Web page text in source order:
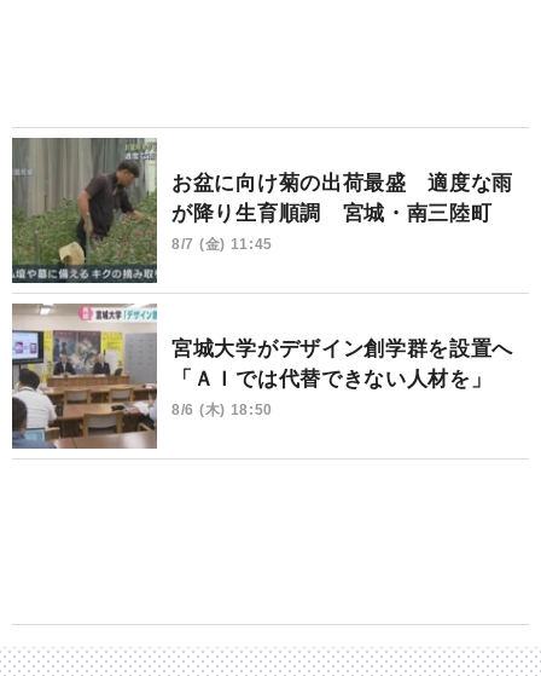
お盆に向け菊の出荷最盛 適度な雨
が降り生育順調 宮城・南三陸町
8/7 (金) 11:45
宮城大学がデザイン創学群を設置へ
「ＡＩでは代替できない人材を」
8/6 (木) 18:50